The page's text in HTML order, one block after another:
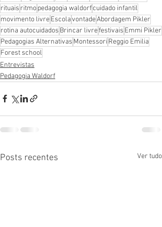
rituais ritmopedagogia waldorfcuidado infantil
movimento livreEscolavontadeAbordagem Pikler
rotina autocuidados Brincar livrefestivais Emmi Pikler
Pedagogias Alternativas Montessori Reggio Emilia
Forest school
Entrevistas
Pedagogia Waldorf
Posts recentes Ver tudo